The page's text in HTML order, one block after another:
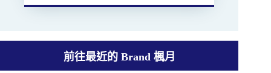
前往最近的 Brand 楓月